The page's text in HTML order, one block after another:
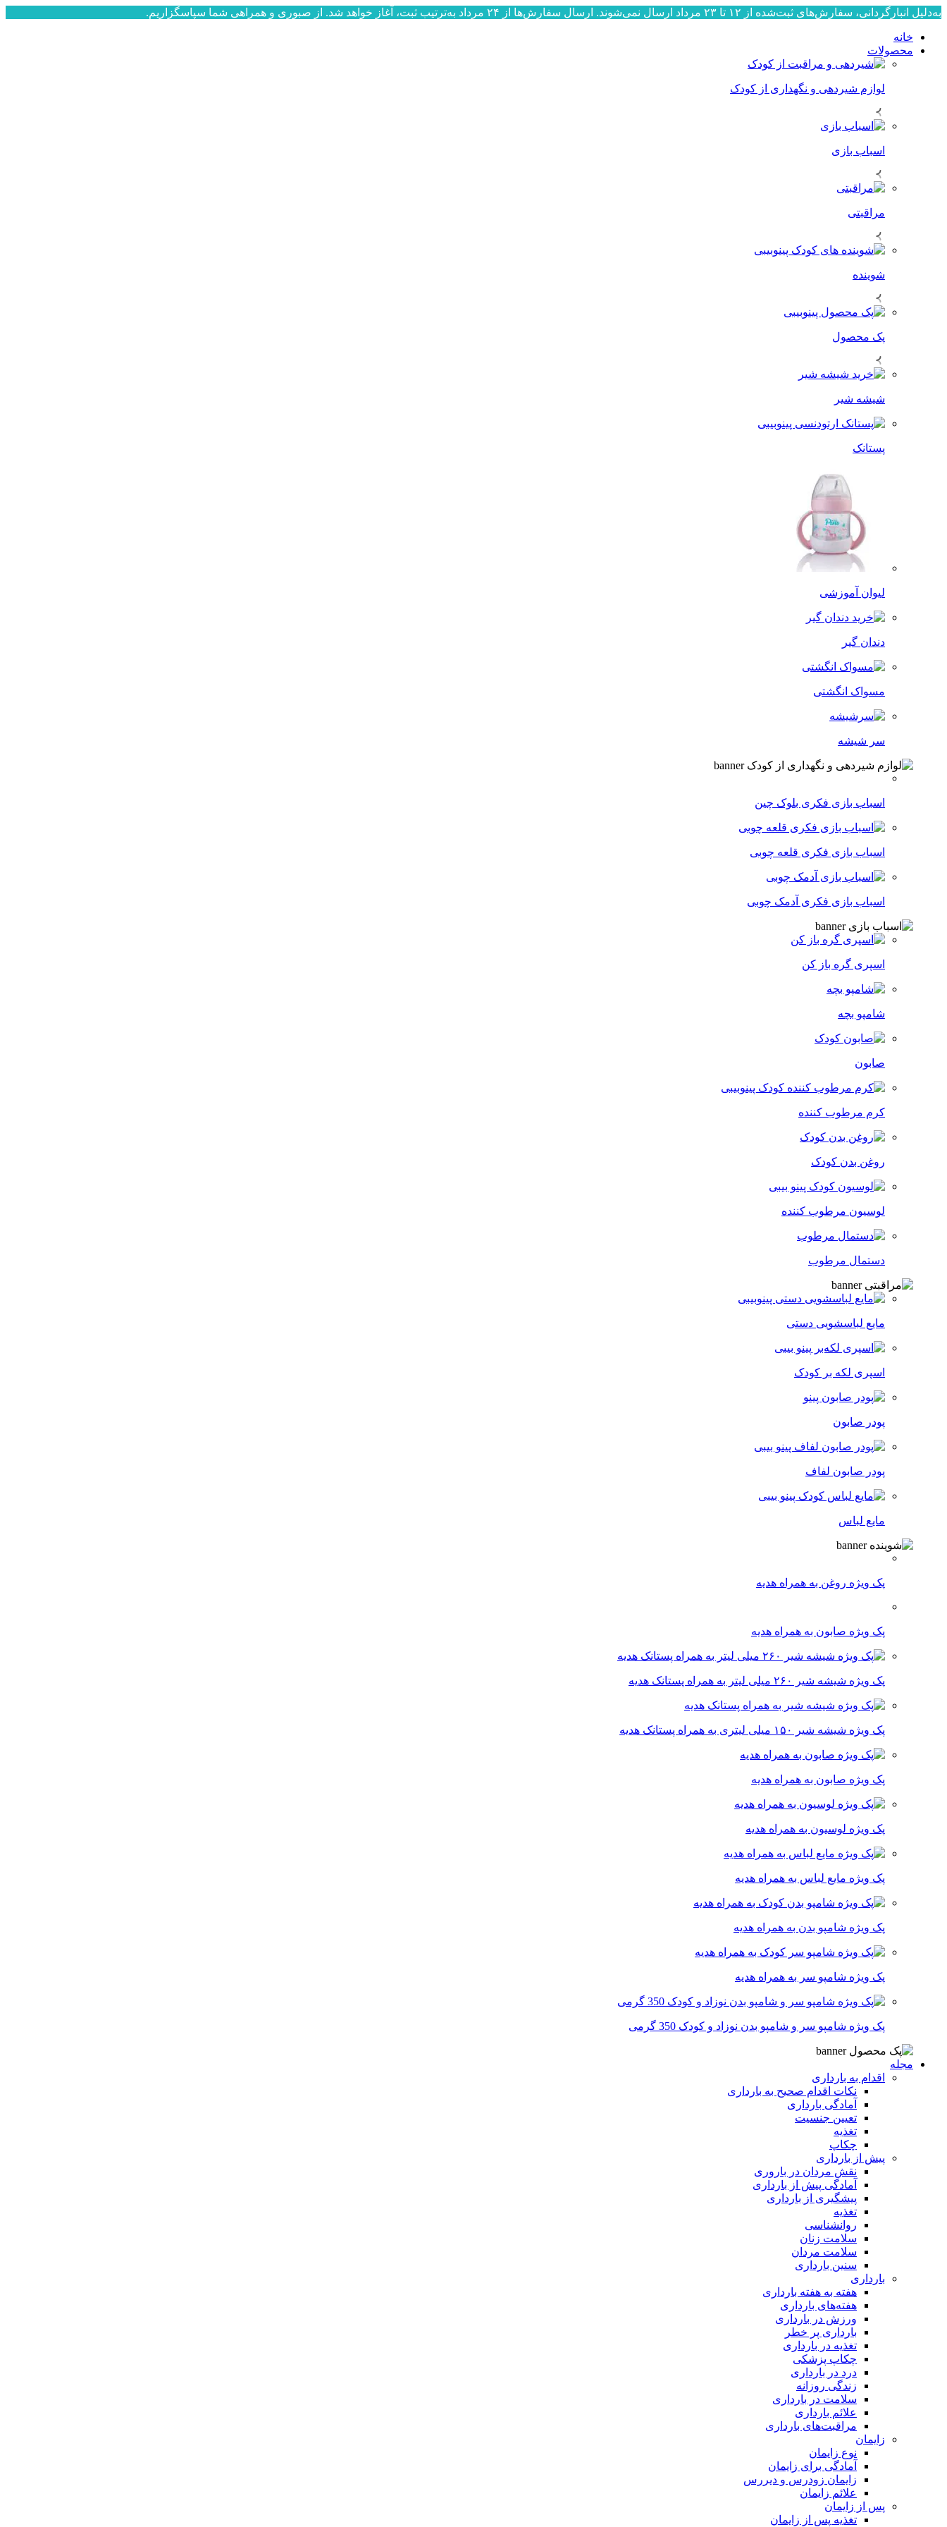
به‌دلیل انبارگردانی، سفارش‌های ثبت‌شده از ۱۲ تا ۲۳ مرداد ارسال نمی‌شوند. ارسال سفارش‌ها از ۲۴ مرداد به‌ترتیب ثبت، آغاز خواهد شد. از صبوری و همراهی شما سپاسگزاریم.
خانه
محصولات
لوازم شیردهی و نگهداری از کودک
اسباب بازی
مراقبتی
شوینده
پک محصول
شیشه شیر
پستانک
لیوان آموزشی
دندان گیر
مسواک انگشتی
سر شیشه
اسباب بازی فکری بلوک چین
اسباب بازی فکری قلعه چوبی
اسباب بازی فکری آدمک چوبی
اسپری گره باز کن
شامپو بچه
صابون
کرم مرطوب کننده
روغن بدن کودک
لوسیون مرطوب کننده
دستمال مرطوب
مایع لباسشویی دستی
اسپری لکه‌ بر کودک
پودر صابون
پودر صابون لفاف
مایع لباس
پک ویژه روغن به همراه هدیه
پک ویژه صابون به همراه هدیه
پک ویژه شیشه شیر ۲۶۰ میلی لیتر به همراه پستانک هدیه
پک ویژه شیشه شیر ۱۵۰ میلی لیتری به همراه پستانک هدیه
پک ویژه صابون به همراه هدیه
پک ویژه لوسیون به همراه هدیه
پک ویژه مایع لباس به همراه هدیه
پک ویژه شامپو بدن به همراه هدیه
پک ویژه شامپو سر به همراه هدیه
پک ویژه شامپو سر و شامپو بدن نوزاد و کودک 350 گرمی
مجله
اقدام به بارداری
نکات اقدام صحیح به بارداری
آمادگی بارداری
تعیین جنسیت
تغذیه
چکاپ
پیش از بارداری
نقش مردان در باروری
آمادگی پیش از بارداری
پیشگیری از بارداری
تغذیه
روانشناسی
سلامت زنان
سلامت مردان
سنین بارداری
بارداری
هفته‌ به هفته بارداری
هفته‌های بارداری
ورزش در بارداری
بارداری پر خطر
تغذیه در بارداری
چکاپ پزشکی
درد در بارداری
زندگی روزانه
سلامت در بارداری
علائم بارداری
مراقبت‌های بارداری
زایمان
نوع زایمان
آمادگی برای زایمان
زایمان زودرس و دیررس
علائم زایمان
پس از زایمان
تغذیه پس از زایمان